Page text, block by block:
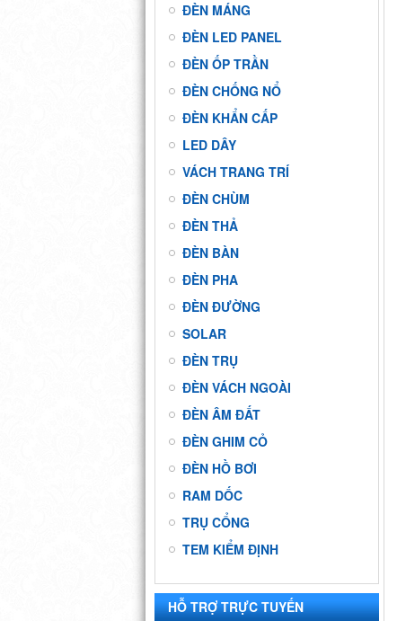
ĐÈN MÁNG
ĐÈN LED PANEL
ĐÈN ỐP TRẦN
ĐÈN CHỐNG NỔ
ĐÈN KHẨN CẤP
LED DÂY
VÁCH TRANG TRÍ
ĐÈN CHÙM
ĐÈN THẢ
ĐÈN BÀN
ĐÈN PHA
ĐÈN ĐƯỜNG
SOLAR
ĐÈN TRỤ
ĐÈN VÁCH NGOÀI
ĐÈN ÂM ĐẤT
ĐÈN GHIM CỎ
ĐÈN HỒ BƠI
RAM DỐC
TRỤ CỔNG
TEM KIỂM ĐỊNH
HỖ TRỢ TRỰC TUYẾN
9 DỰ ÁN ĐẠI